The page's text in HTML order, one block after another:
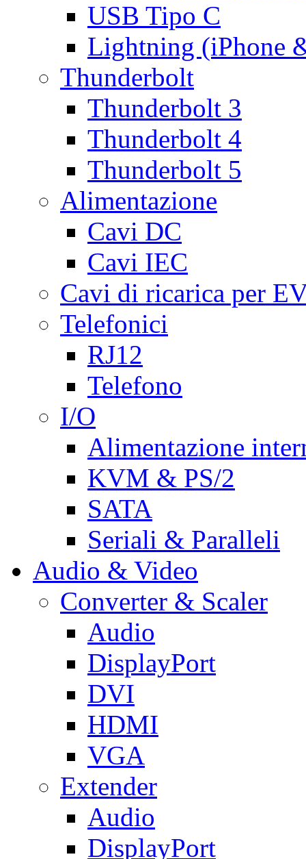
USB Tipo C
Lightning (iPhone
Thunderbolt
Thunderbolt 3
Thunderbolt 4
Thunderbolt 5
Alimentazione
Cavi DC
Cavi IEC
Cavi di ricarica per
Telefonici
RJ12
Telefono
I/O
Alimentazione
KVM & PS/2
SATA
Seriali & Paralleli
Audio & Video
Converter & Scaler
Audio
DisplayPort
DVI
HDMI
VGA
Extender
Audio
DisplayPort